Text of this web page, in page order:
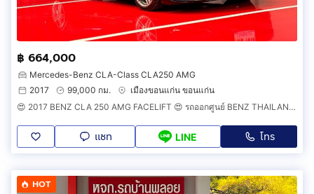
฿ 664,000
Mercedes-Benz CLA-Class CLA250 AMG
2017
99,000 กม.
เมืองขอนแก่น ขอนแก่น
😍 2017 BENZ CLA 250 AMG FACELIFT 😍 รถออกศูนย์ BENZ THAILAND รถวิ่งน้อย เข้าศูนย์ทุกระยะ รถไม่เคยมีอุบัติเหตุครับ
แชท LINE โทร
HOT